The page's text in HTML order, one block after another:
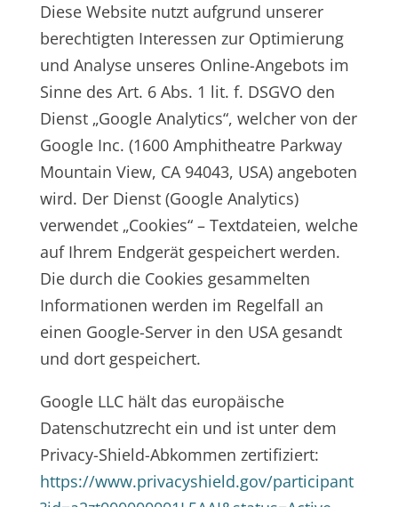
Diese Website nutzt aufgrund unserer
berechtigten Interessen zur Optimierung
und Analyse unseres Online-Angebots im
Sinne des Art. 6 Abs. 1 lit. f. DSGVO den
Dienst „Google Analytics“, welcher von der
Google Inc. (1600 Amphitheatre Parkway
Mountain View, CA 94043, USA) angeboten
wird. Der Dienst (Google Analytics)
verwendet „Cookies“ – Textdateien, welche
auf Ihrem Endgerät gespeichert werden.
Die durch die Cookies gesammelten
Informationen werden im Regelfall an
einen Google-Server in den USA gesandt
und dort gespeichert.
Google LLC hält das europäische
Datenschutzrecht ein und ist unter dem
Privacy-Shield-Abkommen zertifiziert:
https://www.privacyshield.gov/participant